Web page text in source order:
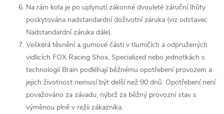
Na rám kola je po uplynutí zákonné dvouleté záruční lhůty
poskytována nadstandardní doživotní záruka (viz odstavec
Nadstandardní záruka dále).
Veškerá těsnění a gumové části v tlumičích a odpružených
vidlicích FOX Racing Shox, Specialized nebo jednotkách s
technologií Brain podléhají běžnému opotřebení provozem a
jejich životnost nemusí být delší než 90 dnů. Opotřebení není
považováno za závadu, nýbrž za běžný provozní stav s
výměnou plně v režii zákazníka.